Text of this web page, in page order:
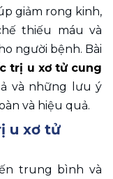
giảm rong kinh,
thiếu máu và
người bệnh. Bài
trị u xơ tử cung
và những lưu ý
và hiệu quả.
u xơ tử
trung bình và